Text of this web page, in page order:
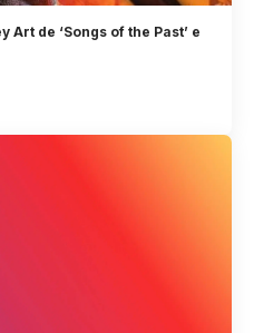
Art de ‘Songs of the Past’ e